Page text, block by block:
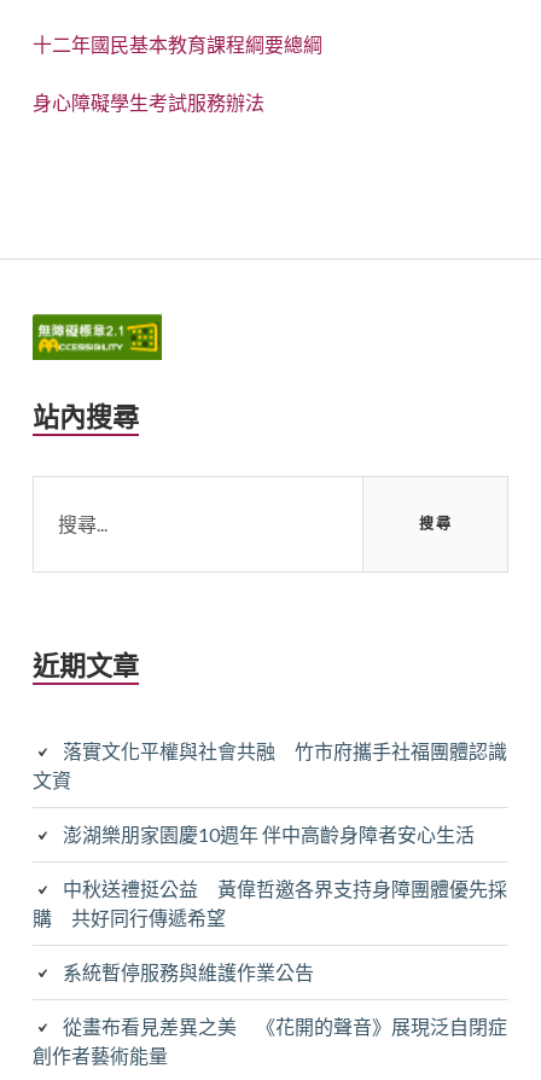
十二年國民基本教育課程綱要總綱
身心障礙學生考試服務辦法
Primary
站內搜尋
鍵
近期文章
落實文化平權與社會共融 竹市府攜手社福團體認識
文資
澎湖樂朋家園慶10週年 伴中高齡身障者安心生活
中秋送禮挺公益 黃偉哲邀各界支持身障團體優先採
購 共好同行傳遞希望
系統暫停服務與維護作業公告
從畫布看見差異之美 《花開的聲音》展現泛自閉症
創作者藝術能量